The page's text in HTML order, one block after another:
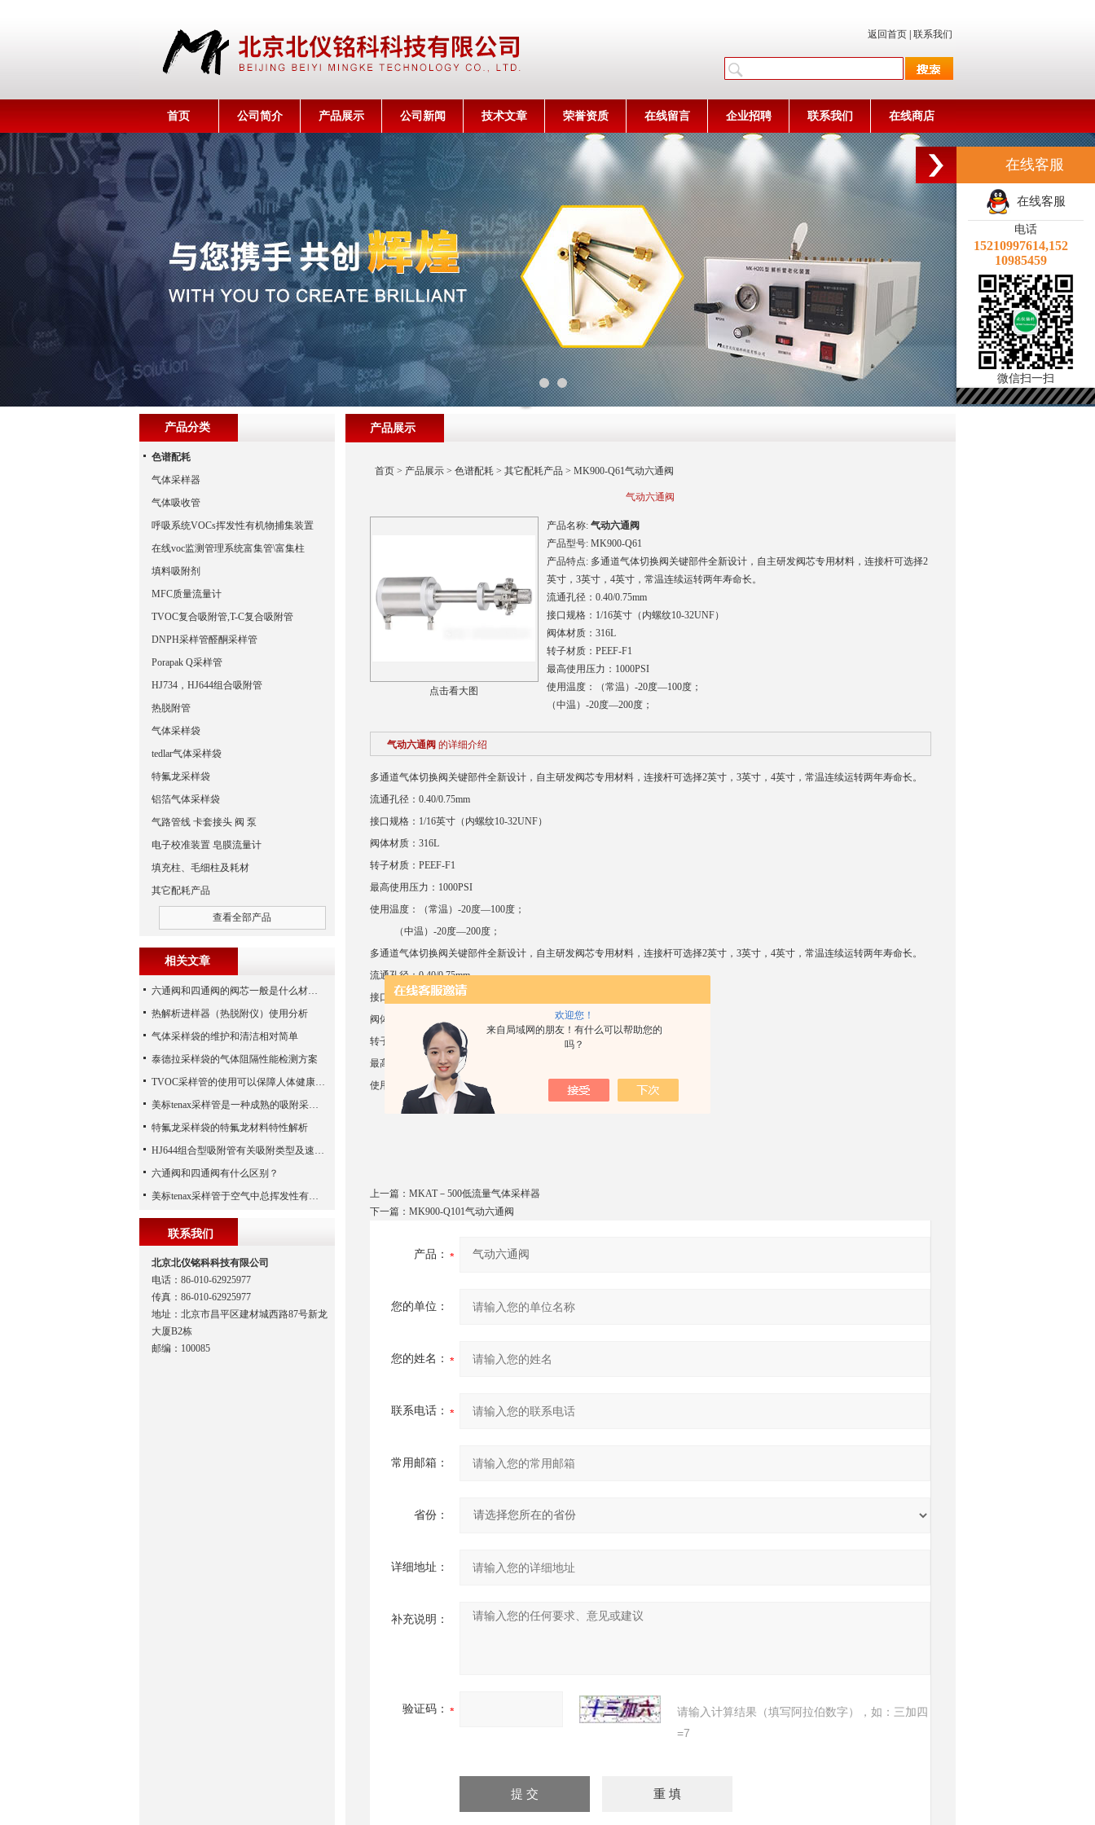
欢迎您！
来自局域网的朋友！有什么可以帮助您的
吗？
返回首页 联系我们
首页 公司简介 产品展示 公司新闻 技术文章 荣誉资质 在线留言 企业招聘 联系我们 在线商店
产品展示
首页> 产品展示> 色谱配耗> 其它配耗产品 > MK900-Q61气动六通阀
气动六通阀
点击看大图
产品名称: 气动六通阀
产品型号: MK900-Q61
产品特点: 多通道气体切换阀关键部件全新设计，自主研发阀芯专用材料，连接杆可选择2
英寸，3英寸，4英寸，常温连续运转两年寿命长。
流通孔径：0.40/0.75mm
接口规格：1/16英寸（内螺纹10-32UNF）
阀体材质：316L
转子材质：PEEF-F1
最高使用压力：1000PSI
使用温度：（常温）-20度—100度；
（中温）-20度—200度；
气动六通阀 的详细介绍
多通道气体切换阀关键部件全新设计，自主研发阀芯专用材料，连接杆可选择2英寸，3英寸，4英寸，常温连续运转两年寿命长。
流通孔径：0.40/0.75mm
接口规格：1/16英寸（内螺纹10-32UNF）
阀体材质：316L
转子材质：PEEF-F1
最高使用压力：1000PSI
使用温度：（常温）-20度—100度；
（中温）-20度—200度；
多通道气体切换阀关键部件全新设计，自主研发阀芯专用材料，连接杆可选择2英寸，3英寸，4英寸，常温连续运转两年寿命长。
流通孔径：0.40/0.75mm
接口规格：1/16英寸（内螺纹10-32UNF）
阀体材质：316L
转子材质：PEEF-F1
最高使用压力：1000PSI
使用温度：（常温）-20度—100度；
（中温）-20度—200度；
上一篇： MKAT－500低流量气体采样器
下一篇： MK900-Q101气动六通阀
产品：
您的单位：
您的姓名：
联系电话：
常用邮箱：
省份：
详细地址：
补充说明：
验证码：
请输入计算结果（填写阿拉伯数字），如：三加四
=7
产品分类
色谱配耗
气体采样器
气体吸收管
呼吸系统VOCs挥发性有机物捕集装置
在线voc监测管理系统富集管\富集柱
填料吸附剂
MFC质量流量计
TVOC复合吸附管,T-C复合吸附管
DNPH采样管醛酮采样管
Porapak Q采样管
HJ734，HJ644组合吸附管
热脱附管
气体采样袋
tedlar气体采样袋
特氟龙采样袋
铝箔气体采样袋
气路管线 卡套接头 阀 泵
电子校准装置 皂膜流量计
填充柱、毛细柱及耗材
其它配耗产品
查看全部产品
相关文章
六通阀和四通阀的阀芯一般是什么材质的?
热解析进样器（热脱附仪）使用分析
气体采样袋的维护和清洁相对简单
泰德拉采样袋的气体阻隔性能检测方案
TVOC采样管的使用可以保障人体健康和环境质量
美标tenax采样管是一种成熟的吸附采样工具
特氟龙采样袋的特氟龙材料特性解析
HJ644组合型吸附管有关吸附类型及速率讲解
六通阀和四通阀有什么区别？
美标tenax采样管于空气中总挥发性有机物的采集
联系我们
北京北仪铭科科技有限公司
电话：86-010-62925977
传真：86-010-62925977
地址：北京市昌平区建材城西路87号新龙
大厦B2栋
邮编：100085
在线客服
在线客服
电话
15210997614,152
10985459
微信扫一扫